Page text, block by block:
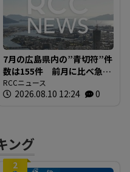
7月の広島県内の”青切符”件
数は155件 前月に比べ急
増 「ながらスマホ」が9割
超えで最多 広島
RCCニュース
2026.08.10 12:24 0
ング
2